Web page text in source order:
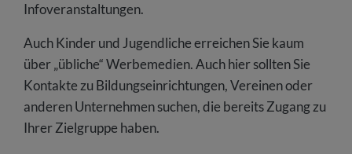
Infoveranstaltungen.
Auch Kinder und Jugendliche erreichen Sie kaum
über „übliche“ Werbemedien. Auch hier sollten Sie
Kontakte zu Bildungseinrichtungen, Vereinen oder
anderen Unternehmen suchen, die bereits Zugang zu
Ihrer Zielgruppe haben.